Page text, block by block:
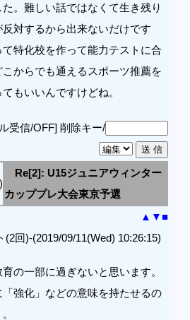
。難しい話ではなくて生き残り
対するから出来ないだけです
て特化校を作って能力テストに合
からでも通えるスポーツ推薦を
もいいんですけどね。
受信/OFF] 削除キー/
Re[2]: U15ジュニアウィンター
カッププレ大会東京予選
▲ ▼■
回)-(2019/09/11(Wed) 10:26:15)
の一部に過ぎないと思います。
強化」などの意味を持たせるの